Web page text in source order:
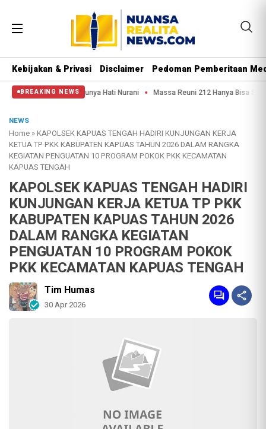
Kebijakan & Privasi Disclaimer Pedoman Pemberitaan
BREAKING NEWS
Aparat Punya Hati Nurani Massa Reuni 212 Hanya Bisa Sampai Thamrin,
NEWS
Home »KAPOLSEK KAPUAS TENGAH HADIRI KUNJUNGAN KERJA
KETUA TP PKK KABUPATEN KAPUAS TAHUN 2026 DALAM RANGKA
KEGIATAN PENGUATAN 10 PROGRAM POKOK PKK KECAMATAN
KAPUAS TENGAH
KAPOLSEK KAPUAS TENGAH HADIRI
KUNJUNGAN KERJA KETUA TP PKK
KABUPATEN KAPUAS TAHUN 2026
DALAM RANGKA KEGIATAN
PENGUATAN 10 PROGRAM POKOK
PKK KECAMATAN KAPUAS TENGAH
Tim Humas
30 Apr 2026